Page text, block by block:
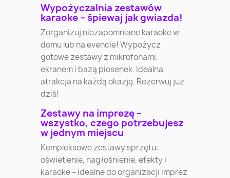
Wypożyczalnia zestawów
karaoke – śpiewaj jak gwiazda!
Zorganizuj niezapomniane karaoke w
domu lub na evencie! Wypożycz
gotowe zestawy z mikrofonami,
ekranem i bazą piosenek. Idealna
atrakcja na każdą okazję. Rezerwuj już
dziś!
Zestawy na imprezę –
wszystko, czego potrzebujesz
w jednym miejscu
Kompleksowe zestawy sprzętu:
oświetlenie, nagłośnienie, efekty i
karaoke – idealne do organizacji imprez